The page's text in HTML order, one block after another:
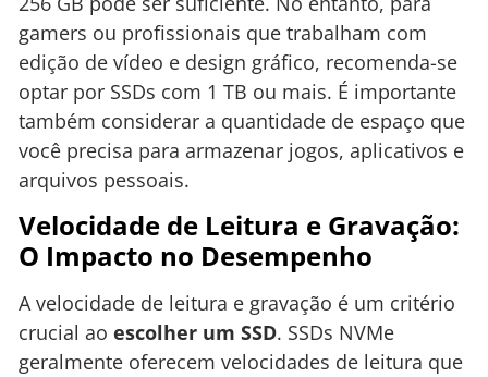
gamers ou profissionais que trabalham com
edição de vídeo e design gráfico, recomenda-se
optar por SSDs com 1 TB ou mais. É importante
também considerar a quantidade de espaço que
você precisa para armazenar jogos, aplicativos e
arquivos pessoais.
Velocidade de Leitura e Gravação:
O Impacto no Desempenho
A velocidade de leitura e gravação é um critério
crucial ao escolher um SSD. SSDs NVMe
geralmente oferecem velocidades de leitura que